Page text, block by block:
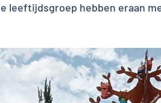
leeftijdsgroep hebben eraan